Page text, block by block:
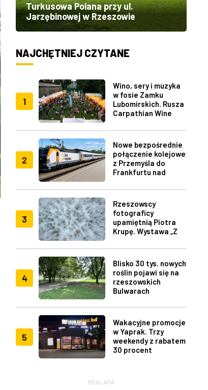
Turkusowa Polana przy ul.
Jarzębinowej w Rzeszowie
NAJCHĘTNIEJ CZYTANE
1
Wino, sery i muzyka
w fosie Zamku
Lubomirskich. Rusza
Carpathian Wine
2
Nowe bezpośrednie
połączenie kolejowe
z Przemyśla do
Frankfurtu nad
3
Rzeszowscy
fotograficy
upamiętnią Piotra
Krupę. Wystawa „Z
4
Blisko 30 tys. nowych
roślin pojawi się na
rzeszowskich
Bulwarach
5
Wakacyjne promocje
w Yaprak. Trzy
weekendy z rabatem
30 procent
REKLAMA